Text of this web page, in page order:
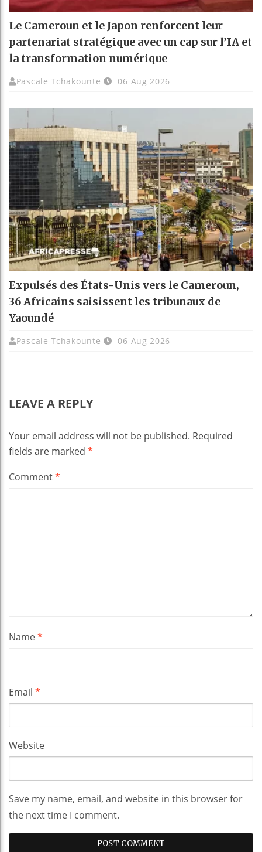
Le Cameroun et le Japon renforcent leur
partenariat stratégique avec un cap sur l’IA et
la transformation numérique
Pascale Tchakounte 06 Aug 2026
Expulsés des États-Unis vers le Cameroun,
36 Africains saisissent les tribunaux de
Yaoundé
Pascale Tchakounte 06 Aug 2026
LEAVE A REPLY
Your email address will not be published. Required
fields are marked *
Comment*
Name*
Email *
Website
Save my name, email, and website in this browser for
the next time I comment.